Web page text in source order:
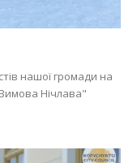
нашої громади на
Нічлава"